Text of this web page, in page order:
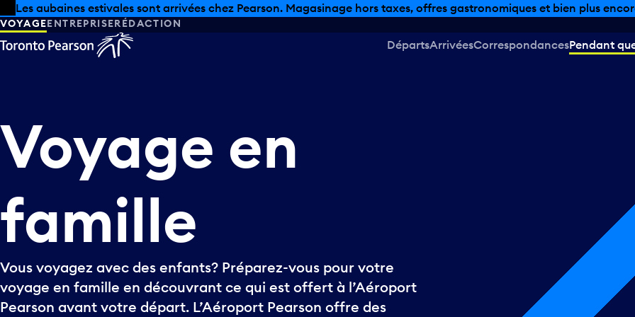
Skip to offers
Passer au contenu principal
Les aubaines estivales sont arrivées chez Pearson. Magasinage hors taxes, offres gastronomiques et bien plus
VOYAGEENTREPRISERÉDACTION
DépartsArrivéesCorrespondancesPendant
Voyage en
famille
Vous voyagez avec des enfants? Préparez-vous pour votre
voyage en famille en découvrant ce qui est offert à l’Aéroport
Pearson avant votre départ. L’Aéroport Pearson offre des